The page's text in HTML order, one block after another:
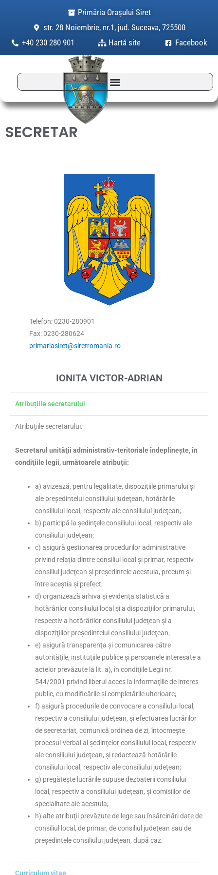
Primăria Orașului Siret
str. 28 Noiembrie, nr.1, jud. Suceava, 725500
+40 230 280 901
Hartă site Facebook
SECRETAR
Telefon: 0230-280901
Fax: 0230-280624
primariasiret@siretromania.ro
IONITA VICTOR-ADRIAN
Atribuțiile secretarului
Atribuțiile secretarului.
Secretarul unităţii administrativ-teritoriale îndeplineşte, în
condiţiile legii, următoarele atribuţii:
a) avizează, pentru legalitate, dispoziţiile primarului şi
ale preşedintelui consiliului judeţean, hotărârile
consiliului local, respectiv ale consiliului judeţean;
b) participă la şedinţele consiliului local, respectiv ale
consiliului judeţean;
c) asigură gestionarea procedurilor administrative
privind relaţia dintre consiliul local şi primar, respectiv
consiliul judeţean şi preşedintele acestuia, precum şi
între aceştia şi prefect;
d) organizează arhiva şi evidenţa statistică a
hotărârilor consiliului local şi a dispoziţiilor primarului,
respectiv a hotărârilor consiliului judeţean şi a
dispoziţiilor preşedintelui consiliului judeţean;
e) asigură transparenţa şi comunicarea către
autorităţile, instituţiile publice şi persoanele interesate a
actelor prevăzute la lit. a), în condiţiile Legii nr.
544/2001 privind liberul acces la informaţiile de interes
public, cu modificările şi completările ulterioare;
f) asigură procedurile de convocare a consiliului local,
respectiv a consiliului judeţean, şi efectuarea lucrărilor
de secretariat, comunică ordinea de zi, întocmeşte
procesul-verbal al şedinţelor consiliului local, respectiv
ale consiliului judeţean, şi redactează hotărârile
consiliului local, respectiv ale consiliului judeţean;
g) pregăteşte lucrările supuse dezbaterii consiliului
local, respectiv a consiliului judeţean, şi comisiilor de
specialitate ale acestuia;
h) alte atribuţii prevăzute de lege sau însărcinări date de
consiliul local, de primar, de consiliul judeţean sau de
preşedintele consiliului judeţean, după caz.
Curriculum vitae